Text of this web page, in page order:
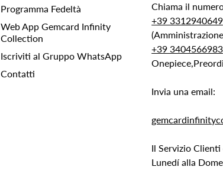
Programma Fedeltà
Web App Gemcard Infinity
Collection
Iscriviti al Gruppo WhatsApp
Contatti
Chiama il
+39 3312940649
+39 3404566983
Invia una email:
Il Servizio
Lunedí alla